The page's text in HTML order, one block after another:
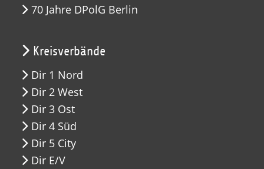
70 Jahre DPolG Berlin
Kreisverbände
Dir 1 Nord
Dir 2 West
Dir 3 Ost
Dir 4 Süd
Dir 5 City
Dir E/V